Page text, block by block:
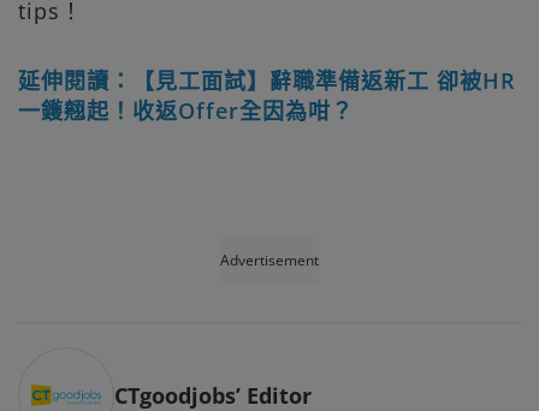
tips！
延伸閱讀：【見工面試】辭職準備返新工 卻被HR
一鑊翹起！收返Offer全因為咁？
Advertisement
CTgoodjobs’ Editor